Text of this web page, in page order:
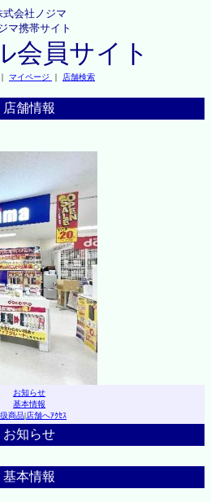
式会社ノジマ
マ携帯サイト
会員サイト
｜ マイページ ｜ 店舗検索
店舗情報
お知らせ
基本情報
商品|店舗へｱｸｾｽ
お知らせ
基本情報